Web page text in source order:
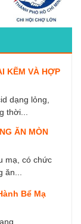
KẼM VÀ HỢP
dạng lỏng,
thời...
ĂN MÒN
mạ, có chức
Bể Mạ